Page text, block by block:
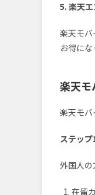
5. 楽天
楽天モ
お得に
楽天モ
楽天モバ
ステッ
外国人の
在留